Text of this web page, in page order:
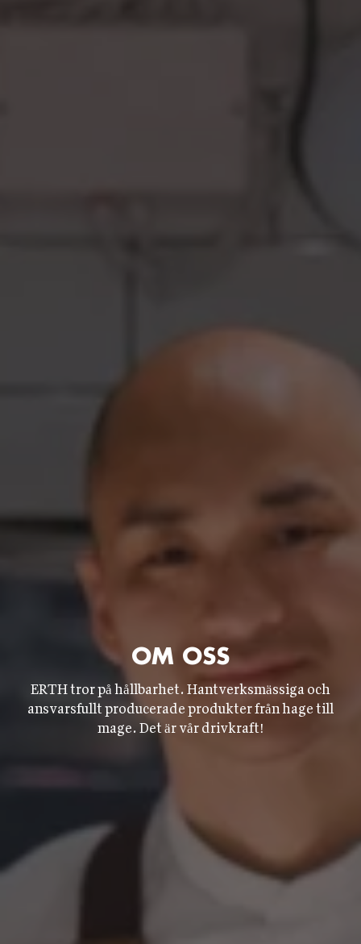
OM OSS
ERTH tror på hållbarhet. Hantverksmässiga och
ansvarsfullt producerade produkter från hage till
mage. Det är vår drivkraft!